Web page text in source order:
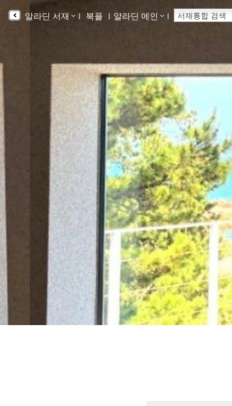
알라딘 서재 ｌ 북플 ｌ 알라딘 메인 ｌ 서재통합 검색